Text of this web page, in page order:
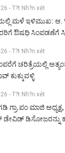
- T?t Nh?n xét
ಮಳೆ ಇಳಿಮುಖ: ಆ.
ಔಷಧಿ ಸಿಂಪಡಣೆಗೆ
- T?t Nh?n xét
ಚರಿತ್ರೆಯಲ್ಲಿ
ಕುಕ್ಕುವಳ್ಳಿ
- T?t Nh?n xét
ಗ್ರಾ.ಪಂ ಮಾಜಿ
ಡಿಸೋಜರನ್ನು